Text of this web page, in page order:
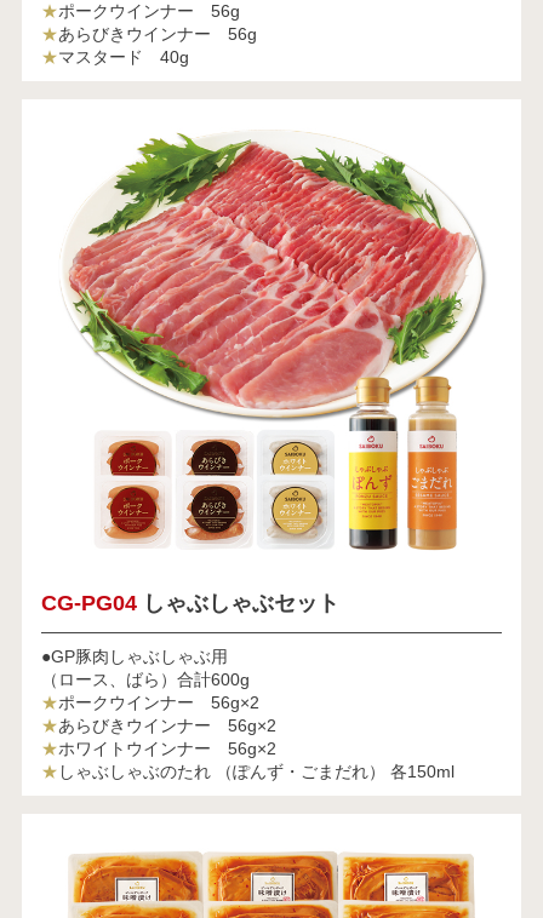
★ポークウインナー 56g
★あらびきウインナー 56g
★マスタード 40g
CG-PG04 しゃぶしゃぶセット
●GP豚肉しゃぶしゃぶ用
（ロース、ばら）合計600g
★ポークウインナー 56g×2
★あらびきウインナー 56g×2
★ホワイトウインナー 56g×2
★ しゃぶしゃぶのたれ （ぽんず・ごまだれ） 各150ml